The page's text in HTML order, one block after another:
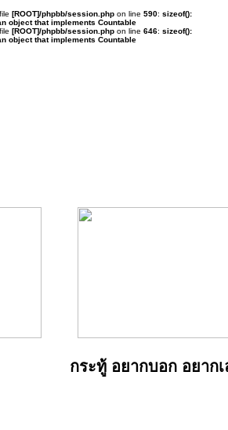
[ROOT]/phpbb/session.php on line 590: sizeof():
object that implements Countable
[ROOT]/phpbb/session.php on line 646: sizeof():
object that implements Countable
กระทู้ อยากบอก อยากเ